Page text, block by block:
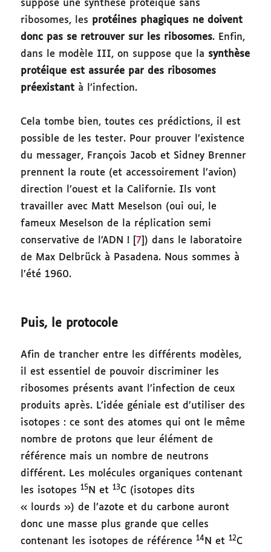
suppose une synthèse protéique sans
ribosomes, les protéines phagiques ne doivent
donc pas se retrouver sur les ribosomes. Enfin,
dans le modèle III, on suppose que la synthèse
protéique est assurée par des ribosomes
préexistant à l’infection.
Cela tombe bien, toutes ces prédictions, il est
possible de les tester. Pour prouver l’existence
du messager, François Jacob et Sidney Brenner
prennent la route (et accessoirement l’avion)
direction l’ouest et la Californie. Ils vont
travailler avec Matt Meselson (oui oui, le
fameux Meselson de la réplication semi
conservative de l’ADN ! [7 ]) dans le laboratoire
de Max Delbrück à Pasadena. Nous sommes à
l’été 1960.
Puis, le protocole
Afin de trancher entre les différents modèles,
il est essentiel de pouvoir discriminer les
ribosomes présents avant l’infection de ceux
produits après. L’idée géniale est d’utiliser des
isotopes : ce sont des atomes qui ont le même
nombre de protons que leur élément de
référence mais un nombre de neutrons
différent. Les molécules organiques contenant
les isotopes15 N et13C (isotopes dits
« lourds ») de l’azote et du carbone auront
donc une masse plus grande que celles
contenant les isotopes de référence14 N et12C